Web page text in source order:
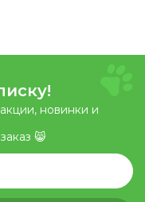
новинки и
😸